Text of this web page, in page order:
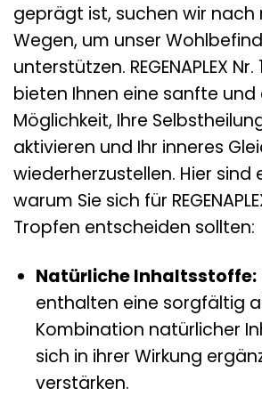
geprägt ist, suchen wir nach
Wegen, um unser
unterstützen. REGENAPLEX
bieten Ihnen eine sanfte und
Möglichkeit, Ihre
aktivieren und Ihr inneres
wiederherzustellen. Hier sind
warum Sie sich für
Tropfen entscheiden sollten:
Natürliche Inhaltsstoffe:
enthalten eine sorgfältig
Kombination natürlicher
sich in ihrer Wirkung
verstärken.